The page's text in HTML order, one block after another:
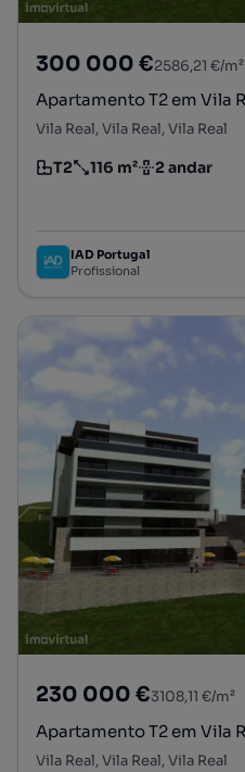
300 000 €2586,21 €/m²
Apartamento T2 em Vila
Vila Real, Vila Real, Vila Real
Tipologia
T2
Preço por metro quadrado
116 m²
Andar 2 andar
IAD Portugal
Profissional
230 000 €3108,11 €/m²
Apartamento T2 em Vila
Vila Real, Vila Real, Vila Real